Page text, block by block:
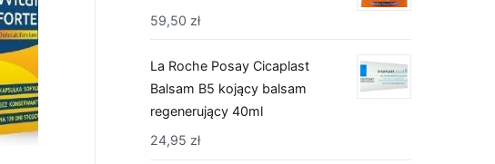
59,50 zł
La Roche Posay Cicaplast
Balsam B5 kojący balsam
regenerujący 40ml
24,95 zł